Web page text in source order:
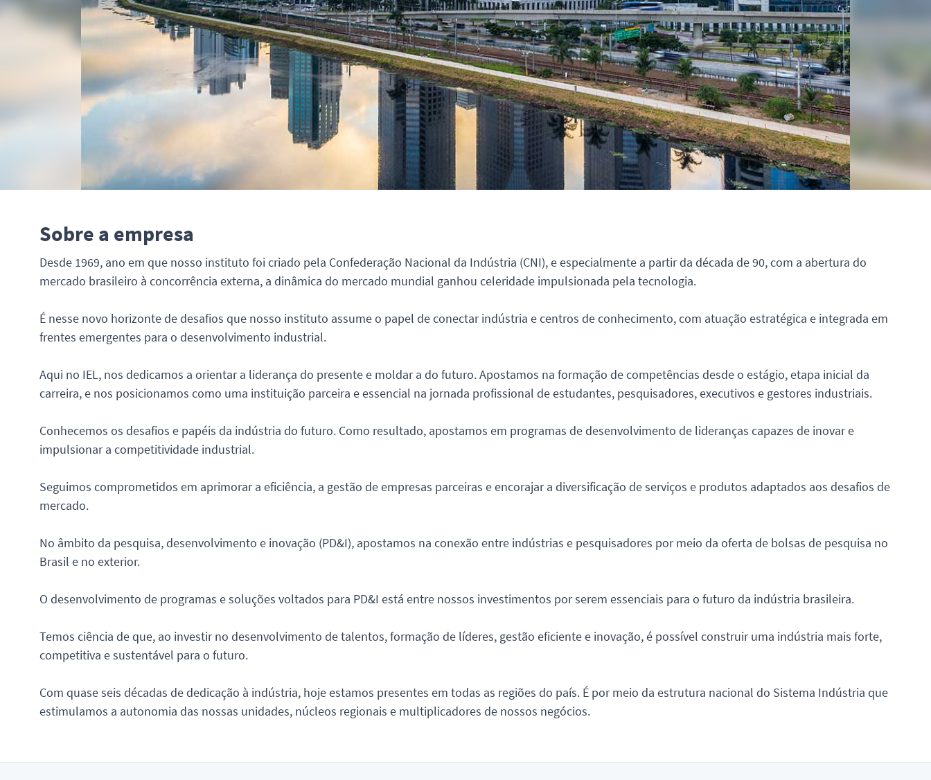
Sobre a empresa
Desde 1969, ano em que nosso instituto foi criado pela Confederação Nacional da Indústria (CNI), e especialmente a partir da década de 90, com a abertura do
mercado brasileiro à concorrência externa, a dinâmica do mercado mundial ganhou celeridade impulsionada pela tecnologia.
É nesse novo horizonte de desafios que nosso instituto assume o papel de conectar indústria e centros de conhecimento, com atuação estratégica e integrada em
frentes emergentes para o desenvolvimento industrial.
Aqui no IEL, nos dedicamos a orientar a liderança do presente e moldar a do futuro. Apostamos na formação de competências desde o estágio, etapa inicial da
carreira, e nos posicionamos como uma instituição parceira e essencial na jornada profissional de estudantes, pesquisadores, executivos e gestores industriais.
Conhecemos os desafios e papéis da indústria do futuro. Como resultado, apostamos em programas de desenvolvimento de lideranças capazes de inovar e
impulsionar a competitividade industrial.
Seguimos comprometidos em aprimorar a eficiência, a gestão de empresas parceiras e encorajar a diversificação de serviços e produtos adaptados aos desafios de
mercado.
No âmbito da pesquisa, desenvolvimento e inovação (PD&I), apostamos na conexão entre indústrias e pesquisadores por meio da oferta de bolsas de pesquisa no
Brasil e no exterior.
O desenvolvimento de programas e soluções voltados para PD&I está entre nossos investimentos por serem essenciais para o futuro da indústria brasileira.
Temos ciência de que, ao investir no desenvolvimento de talentos, formação de líderes, gestão eficiente e inovação, é possível construir uma indústria mais forte,
competitiva e sustentável para o futuro.
Com quase seis décadas de dedicação à indústria, hoje estamos presentes em todas as regiões do país. É por meio da estrutura nacional do Sistema Indústria que
estimulamos a autonomia das nossas unidades, núcleos regionais e multiplicadores de nossos negócios.